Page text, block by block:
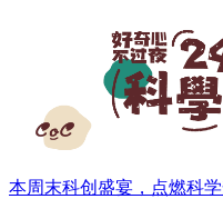
本周末科创盛宴，点燃科